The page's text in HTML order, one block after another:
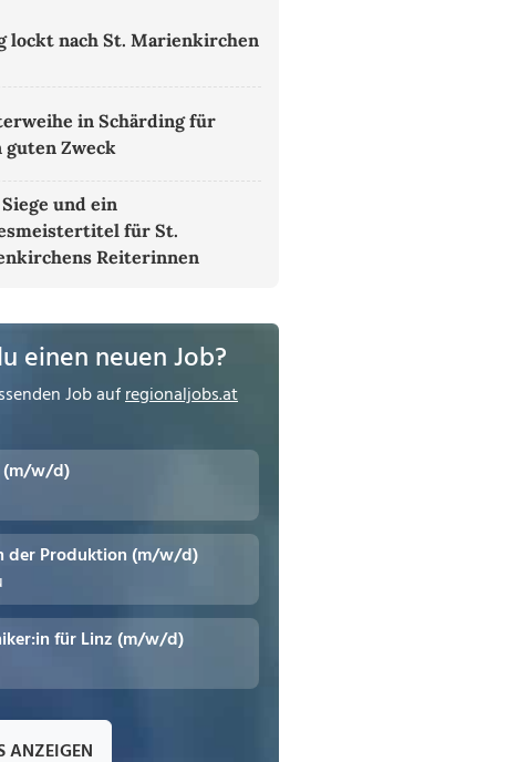
lockt nach St. Marienkirchen
in Schärding für
guten Zweck
und ein
für St.
Reiterinnen
einen neuen Job?
Job aufregionaljobs.at
(m/w/d)
der Produktion (m/w/d)
für Linz (m/w/d)
ANZEIGEN